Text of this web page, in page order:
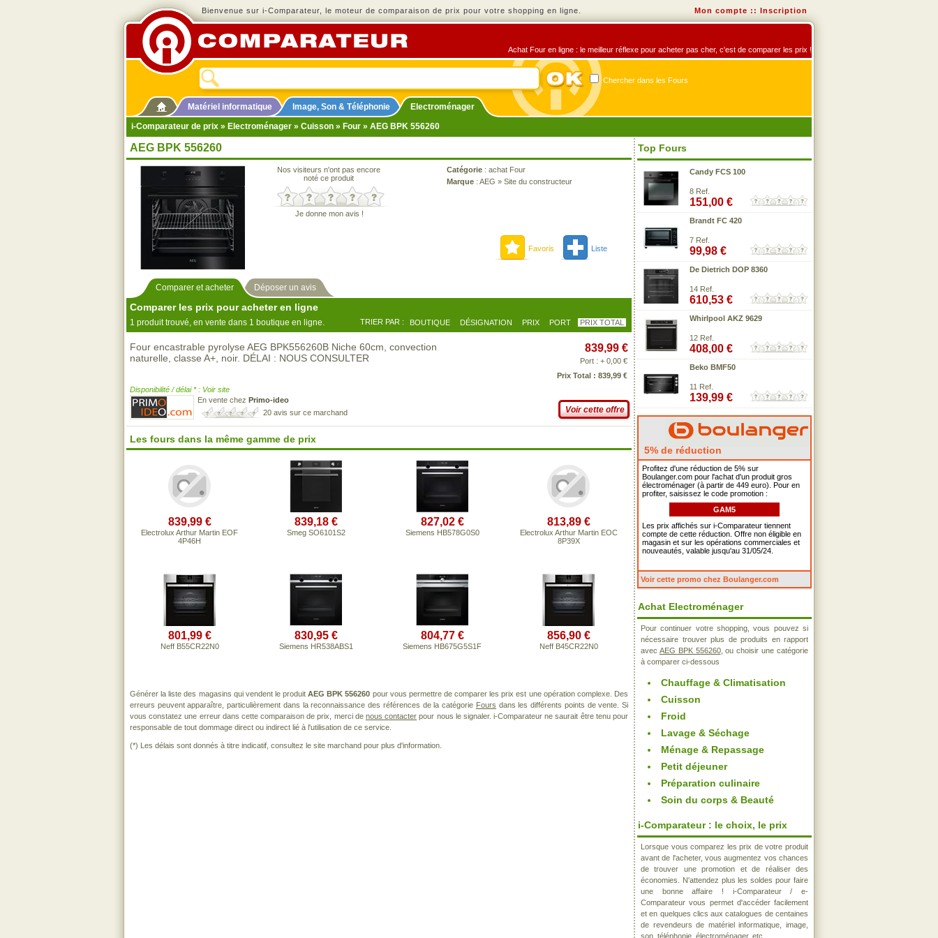
Bienvenue sur i-Comparateur, le moteur de comparaison de prix pour votre shopping en ligne. Mon compte :: Inscription
Achat Four en ligne : le meilleur réflexe pour acheter pas cher, c'est de comparer les prix !
Chercher dans les Fours
Matériel informatique Image, Son & Téléphonie
Electroménager
i-Comparateur de prix » Electroménager » Cuisson » Four » AEG BPK 556260
AEG BPK 556260
Nos visiteurs n'ont pas encore
noté ce produit
Je donne mon avis !
Catégorie : achat Four
Marque : AEG » Site du constructeur
Favoris Liste
Comparer et acheter Déposer un avis
Comparer les prix pour acheter en ligne
1 produit trouvé, en vente dans 1 boutique en ligne. TRIER PAR : BOUTIQUE DÉSIGNATION PRIX PORT PRIX TOTAL
Four encastrable pyrolyse AEG BPK556260B Niche 60cm, convection
naturelle, classe A+, noir. DÉLAI : NOUS CONSULTER
Disponibilité / délai * : Voir site
En vente chez Primo-ideo
20 avis sur ce marchand
839,99 €
Port : + 0,00 €
Prix Total : 839,99 €
Voir cette offre
Les fours dans la même gamme de prix
839,99 €
Electrolux Arthur Martin EOF
4P46H
839,18 €
Smeg SO6101S2
827,02 €
Siemens HB578G0S0
813,89 €
Electrolux Arthur Martin EOC
8P39X
801,99 €
Neff B55CR22N0
830,95 €
Siemens HR538ABS1
804,77 €
Siemens HB675G5S1F
856,90 €
Neff B45CR22N0
Générer la liste des magasins qui vendent le produitAEG BPK 556260 pour vous permettre de comparer les prix est une opération complexe. Des
erreurs peuvent apparaître, particulièrement dans la reconnaissance des références de la catégorie Fours dans les différents points de vente. Si
vous constatez une erreur dans cette comparaison de prix, merci de nous contacter pour nous le signaler. i-Comparateur ne saurait être tenu pour
responsable de tout dommage direct ou indirect lié à l'utilisation de ce service.
(*) Les délais sont donnés à titre indicatif, consultez le site marchand pour plus d'information.
Top Fours
Candy FCS 100
8 Ref.
151,00 €
Brandt FC 420
7 Ref.
99,98 €
De Dietrich DOP 8360
14 Ref.
610,53 €
Whirlpool AKZ 9629
12 Ref.
408,00 €
Beko BMF50
11 Ref.
139,99 €
5% de réduction
Profitez d'une réduction de 5% sur
Boulanger.com pour l'achat d'un produit gros
électroménager (à partir de 449 euro). Pour en
profiter, saisissez le code promotion :
GAM5
Les prix affichés sur i-Comparateur tiennent
compte de cette réduction. Offre non éligible en
magasin et sur les opérations commerciales et
nouveautés, valable jusqu'au 31/05/24.
Voir cette promo chez Boulanger.com
Achat Electroménager
Pour continuer votre shopping, vous pouvez si
nécessaire trouver plus de produits en rapport
avec AEG BPK 556260, ou choisir une catégorie
à comparer ci-dessous
Chauffage & Climatisation
Cuisson
Froid
Lavage & Séchage
Ménage & Repassage
Petit déjeuner
Préparation culinaire
Soin du corps & Beauté
i-Comparateur : le choix, le prix
Lorsque vous comparez les prix de votre produit
avant de l'acheter, vous augmentez vos chances
de trouver une promotion et de réaliser des
économies. N'attendez plus les soldes pour faire
une bonne affaire ! i-Comparateur / e-
Comparateur vous permet d'accéder facilement
et en quelques clics aux catalogues de centaines
de revendeurs de matériel informatique, image,
son, téléphonie, électroménager, etc..